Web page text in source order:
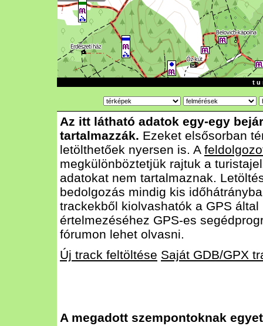
t u
Az itt látható adatok egy-egy
tartalmazzák. Ezeket elsősorban
letölthetőek nyersen is. A
megkülönböztetjük rajtuk a
adatokat nem tartalmaznak.
bedolgozás mindig kis
trackekből kiolvashatók a GPS
értelmezéséhez GPS-es
fórumon lehet olvasni.
Új track feltöltése Saját GDB/GPX
A megadott szempontoknak